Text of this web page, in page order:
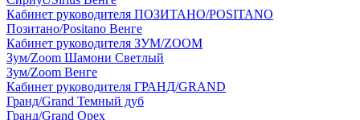
Кабинет руководителя ПОЗИТАНО/POSITANO
Позитано/Positano Венге
Кабинет руководителя ЗУМ/ZOOM
Зум/Zoom Шамони Светлый
Зум/Zoom Венге
Кабинет руководителя ГРАНД/GRAND
Гранд/Grand Темный дуб
Гранд/Grand Орех